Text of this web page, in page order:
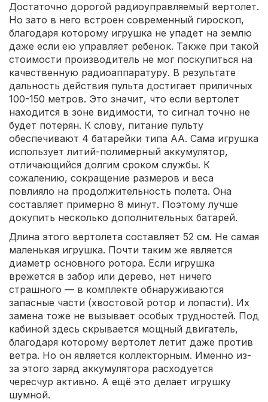
Достаточно дорогой радиоуправляемый вертолет.
Но зато в него встроен современный гироскоп,
благодаря которому игрушка не упадет на землю
даже если ею управляет ребенок. Также при такой
стоимости производитель не мог поскупиться на
качественную радиоаппаратуру. В результате
дальность действия пульта достигает приличных
100-150 метров. Это значит, что если вертолет
находится в зоне видимости, то сигнал точно не
будет потерян. К слову, питание пульту
обеспечивают 4 батарейки типа AA. Сама игрушка
использует литий-полимерный аккумулятор,
отличающийся долгим сроком службы. К
сожалению, сокращение размеров и веса
повлияло на продолжительность полета. Она
составляет примерно 8 минут. Поэтому лучше
докупить несколько дополнительных батарей.
Длина этого вертолета составляет 52 см. Не самая
маленькая игрушка. Почти таким же является
диаметр основного ротора. Если игрушка
врежется в забор или дерево, нет ничего
страшного — в комплекте обнаруживаются
запасные части (хвостовой ротор и лопасти). Их
замена тоже не вызывает особых трудностей. Под
кабиной здесь скрывается мощный двигатель,
благодаря которому вертолет летит даже против
ветра. Но он является коллекторным. Именно из-
за этого заряд аккумулятора расходуется
чересчур активно. А ещё это делает игрушку
шумной.